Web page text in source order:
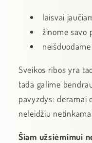
laisvai
žinome savo
neišduodame
Sveikos ribos yra
tada galime
pavyzdys: deramai
neleidžiu
Šiam užsiėmimui